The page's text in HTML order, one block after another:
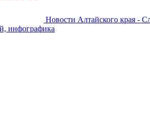
Новости Алтайского края -
инфографика